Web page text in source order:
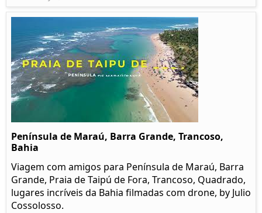
Península de Maraú, Barra Grande, Trancoso,
Bahia
Viagem com amigos para Península de Maraú, Barra
Grande, Praia de Taipú de Fora, Trancoso, Quadrado,
lugares incríveis da Bahia filmadas com drone, by Julio
Cossolosso.